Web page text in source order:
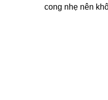
cong nhẹ nên